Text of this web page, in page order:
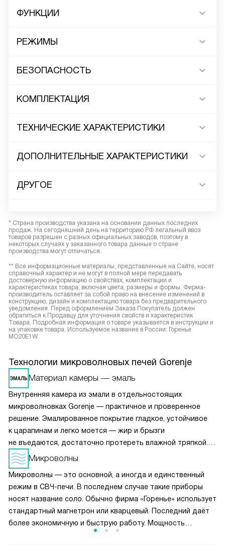
ФУНКЦИИ
РЕЖИМЫ
БЕЗОПАСНОСТЬ
КОМПЛЕКТАЦИЯ
ТЕХНИЧЕСКИЕ ХАРАКТЕРИСТИКИ
ДОПОЛНИТЕЛЬНЫЕ ХАРАКТЕРИСТИКИ
ДРУГОЕ
* Страна производства указана на основании данных последних
продаж. На сегодняшний день на территорию РФ легальный ввоз
товаров разрешен с разных официальных заводов, поэтому в
некоторых случаях у заказанного товара данные о стране
производства могут отличаться.
** Все информационные материалы, представленные на Сайте, носят
справочный характер и не могут в полной мере передавать
достоверную информацию о свойствах, комплектации и
характеристиках товара, включая цвета, размеры и формы. Фирма-
производитель оставляет за собой право на внесение изменений в
конструкцию, дизайн и комплектацию товара без предварительного
уведомления. Перед оформлением Заказа Покупатель должен
обратиться к Продавцу для уточнения свойств и характеристик
Товара. Подробная информация о товаре указывается в инструкции и
на упаковке товара. Используемое название в России: Горенье
MO20E1W
Технологии микроволновых печей Gorenje
Материал камеры — эмаль
Внутренняя камера из эмали в отдельностоящих
микроволновках Gorenje — практичное и проверенное
решение. Эмалированное покрытие гладкое, устойчивое
к царапинам и легко моется — жир и брызги
не въедаются, достаточно протереть влажной тряпкой.
Устойчиво к перепадам температур, не выгорает
и не желтеет со временем. Хотя уступает нержавейке
в долговечности при агрессивном уходе, эмаль — более
бюджетный и тихий вариант (не гремит при касании
посуды). Подходит для повседневного использования,
особенно в сочетании с функцией очистки паром
AquaClean.
Микроволны
Микроволны — это основной, а иногда и единственный
режим в СВЧ-печи. В последнем случае такие приборы
носят название соло. Обычно фирма «Горенье» использует
стандартный магнетрон или кварцевый. Последний даёт
более экономичную и быструю работу. Мощность